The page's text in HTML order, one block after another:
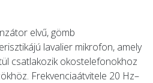
elvű, gömb
lavalier mikrofon, amely
csatlakozik okostelefonokhoz
Frekvenciaátvitele 20 Hz–